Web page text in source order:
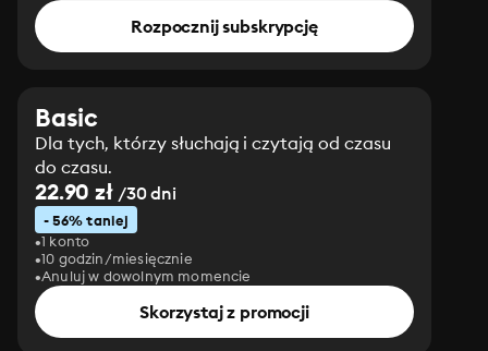
Rozpocznij subskrypcję
Basic
Dla tych, którzy słuchają i czytają od czasu
do czasu.
22.90 zł/30 dni
- 56% taniej
1 konto
10 godzin/miesięcznie
Anuluj w dowolnym momencie
Skorzystaj z promocji